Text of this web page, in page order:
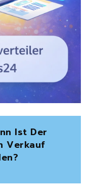
Ist Der
Verkauf